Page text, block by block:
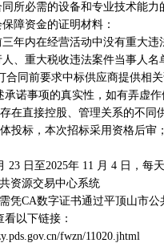
所必需的设备和专业技术能力
障资金的证明材料：
年内在经营活动中没有重大违
、重大税收违法案件当事人
合同前要求中标供应商提供相
诺事项的真实性，如有弄虚
在直接控股、管理关系的不
投标，本次招标采用资格后审；
23 日至2025年 11 月 4 日，每
资源交易中心系统
凭CA数字证书通过平顶山市公
以下链接：
fwzn/11020.jhtml